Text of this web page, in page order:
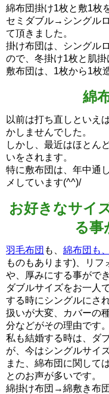
綿布団掛け1枚と敷1枚
セミダブル→シングル
て頂きました。
掛け布団は、シングル
ので、冬掛け1枚と肌掛
敷布団は、1枚から1枚
綿
以前は打ち直しといえ
かしませんでした。
しかし、最近はほとん
いをされます。
特に敷布団は、年中通
メしています(^^)/
お好きなサイ
る事
羽毛布団 も、 綿布団も
ものもあります)、リ
や、厚みにする事ができ
ダブルサイズをお一人
する時にシングルにさ
扱いが大変、カバーの
分などがその理由です。
私も結婚する時は、ダ
が、今はシングルサイ
また、綿布団に関して
とのお声が多いです。
綿掛け布団→綿敷き布